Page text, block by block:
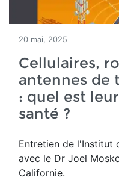
20 mai, 2025
Cellulaires,
antennes de
: quel est
santé ?
Entretien de l'Institut
avec le Dr Joel
Californie.